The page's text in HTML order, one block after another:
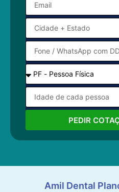
PEDIR
Amil Dental